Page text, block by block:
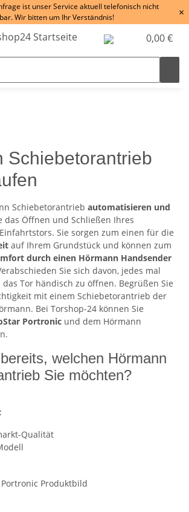
ist unser Service aktuell telefonisch nicht
Wir bitten um Ihr Verständnis!
×
0,00 €
Schiebetorantrieb
Schiebetorantrieb automatisieren und
das Öffnen und Schließen Ihres
Sie sorgen zum einen für die
auf Ihrem Grundstück und können zum
durch einen Hörmann Handsender
Sie sich davon, jedes mal
Tor händisch zu öffnen. Begrüßen Sie
mit einem Schiebetorantrieb der
Bei Torshop-24 können Sie
Portronic und dem Hörmann
welchen Hörmann
Sie möchten?
Qualität